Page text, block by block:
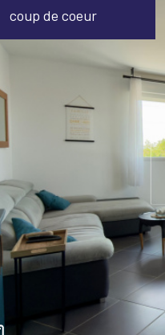
coup de coeur